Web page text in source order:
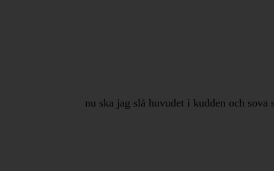
nu ska jag slå huvudet i kudden och